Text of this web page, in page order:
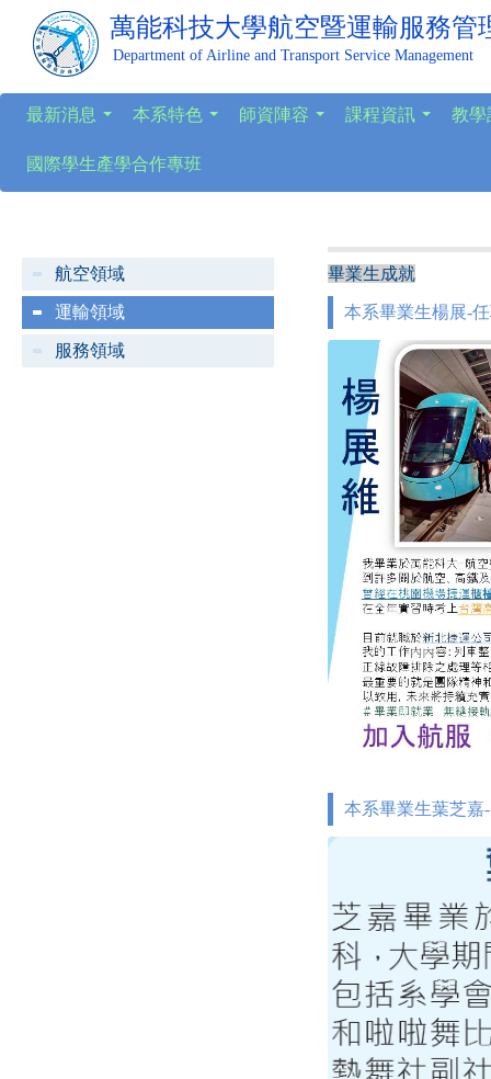
萬能科技大學航空暨運輸服務管
Department of Airline and Transport Service Management
最新消息 本系特色 師資陣容 課程資訊 教學
國際學生產學合作專班
航空領域
運輸領域
服務領域
畢業生成就
本系畢業生楊展-
本系畢業生葉芝嘉